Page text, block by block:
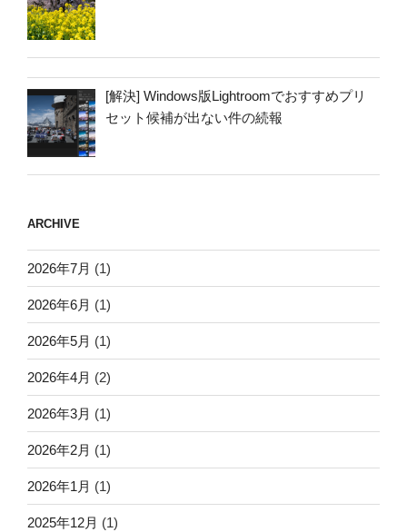
[解決] Windows版Lightroomでおすすめプリ
セット候補が出ない件の続報
ARCHIVE
2026年7月 (1)
2026年6月 (1)
2026年5月 (1)
2026年4月 (2)
2026年3月 (1)
2026年2月 (1)
2026年1月 (1)
2025年12月 (1)